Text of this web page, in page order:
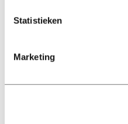
Statistieken
Marketing